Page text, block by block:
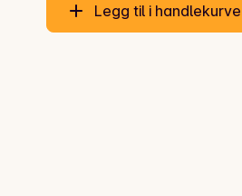
Legg til i